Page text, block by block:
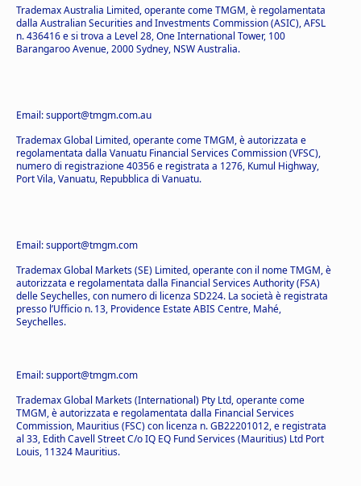
Trademax Australia Limited, operante come TMGM, è regolamentata
dalla Australian Securities and Investments Commission (ASIC), AFSL
n. 436416 e si trova a Level 28, One International Tower, 100
Barangaroo Avenue, 2000 Sydney, NSW Australia.
Email: support@tmgm.com.au
Trademax Global Limited, operante come TMGM, è autorizzata e
regolamentata dalla Vanuatu Financial Services Commission (VFSC),
numero di registrazione 40356 e registrata a 1276, Kumul Highway,
Port Vila, Vanuatu, Repubblica di Vanuatu.
Email: support@tmgm.com
Trademax Global Markets (SE) Limited, operante con il nome TMGM, è
autorizzata e regolamentata dalla Financial Services Authority (FSA)
delle Seychelles, con numero di licenza SD224. La società è registrata
presso l’Ufficio n. 13, Providence Estate ABIS Centre, Mahé,
Seychelles.
Email: support@tmgm.com
Trademax Global Markets (International) Pty Ltd, operante come
TMGM, è autorizzata e regolamentata dalla Financial Services
Commission, Mauritius (FSC) con licenza n. GB22201012, e registrata
al 33, Edith Cavell Street C/o IQ EQ Fund Services (Mauritius) Ltd Port
Louis, 11324 Mauritius.